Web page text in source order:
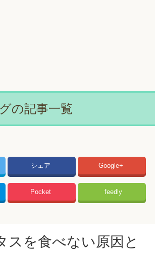
の記事一覧
シェア Google+
Pocket feedly
スを食べない原因と